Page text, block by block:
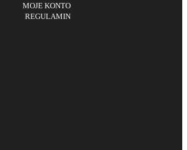
MOJE KONTO
REGULAMIN